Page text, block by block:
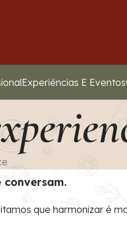
Experiências E Eventos
que harmonizar é